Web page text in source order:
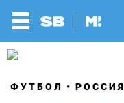
ФУТБОЛ РОССИЯ